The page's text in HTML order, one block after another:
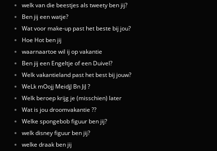
welk van die beestjes als tweety ben jij?
Ben jij een watje?
Wat voor make-up past het beste bij jou?
Hoe Hot ben jij
waarnaartoe wil ij op vakantie
Ben jij een Engeltje of een Duivel?
Welk vakantieland past het best bij jouw?
WeLk mOojj MeidjJ Bn JiJ ?
Welk beroep krijg je (misschien) later
Wat is jou droomvakantie ??
Welke spongebob figuur ben jij?
welk disney figuur ben jij?
welke draak ben jij